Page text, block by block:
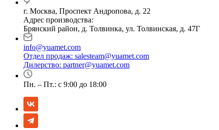
г. Москва, Проспект Андропова, д. 22
Адрес производства:
Брянский район, д. Толвинка, ул. Толвинская, д. 47Г
info@yuamet.com
Отдел продаж: salesteam@yuamet.com
Дилерство: partner@yuamet.com
Пн. – Пт.: с 9:00 до 18:00